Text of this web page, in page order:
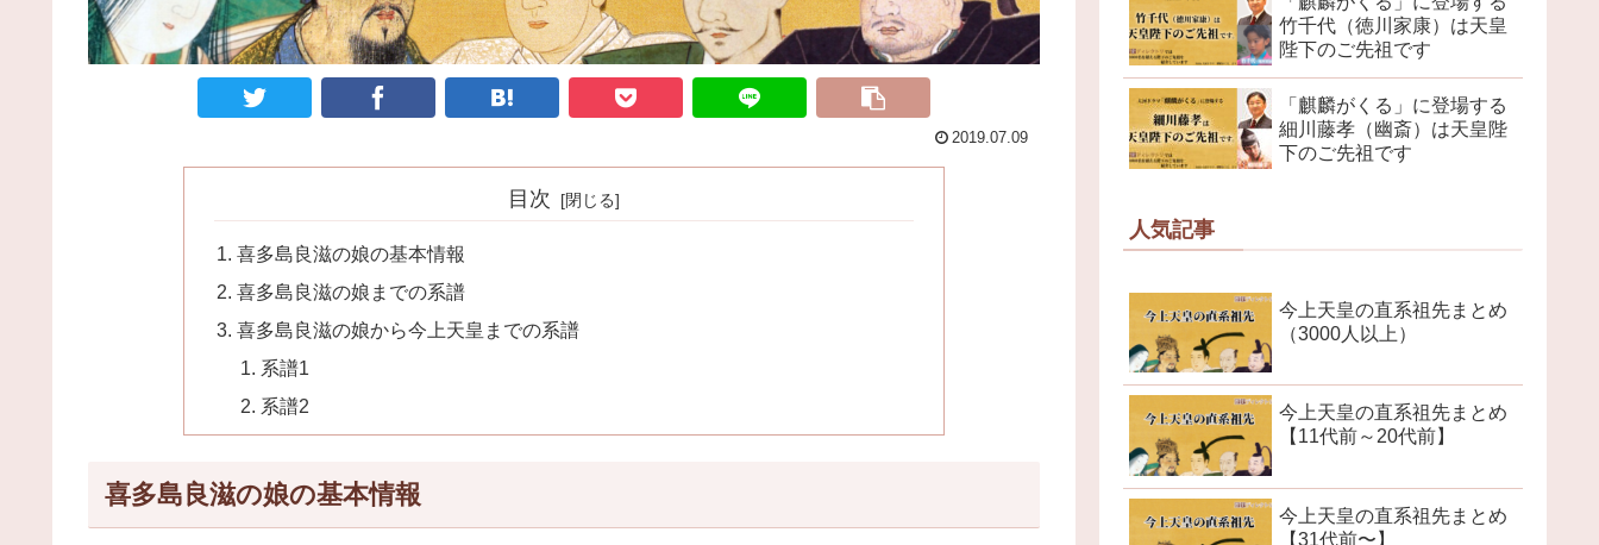
2019.07.09
目次
喜多島良滋の娘の基本情報
喜多島良滋の娘までの系譜
喜多島良滋の娘から今上天皇までの系譜
系譜1
系譜2
喜多島良滋の娘の基本情報
竹千代（徳川家康）は天皇
陛下のご先祖です
「麒麟がくる」に登場する
細川藤孝（幽斎）は天皇陛
下のご先祖です
人気記事
今上天皇の直系祖先まとめ
（3000人以上）
今上天皇の直系祖先まとめ
【11代前～20代前】
今上天皇の直系祖先まとめ
【31代前〜】